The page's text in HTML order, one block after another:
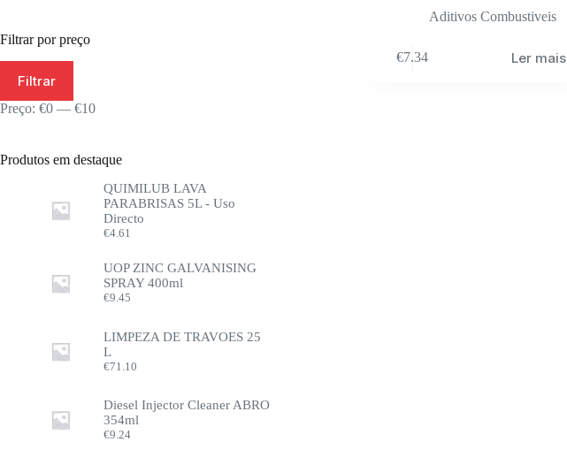
Aditivos Combustiveis
€7.34 Ler mais
Filtrar por preço
Filtrar
Preço: €0 — €10
Produtos em destaque
QUIMILUB LAVA
PARABRISAS 5L - Uso
Directo
€4.61
UOP ZINC GALVANISING
SPRAY 400ml
€9.45
LIMPEZA DE TRAVOES 25
L
€71.10
Diesel Injector Cleaner ABRO
354ml
€9.24